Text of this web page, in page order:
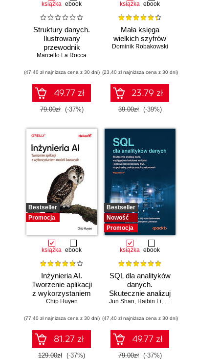
książka ebook
Struktury danych.
Ilustrowany
przewodnik
Marcello La Rocca
(47,40 zł najniższa cena z 30 dni)
49.77 zł
79.00zł (-37%)
książka ebook
Mała księga
wielkich szyfrów
Dominik Robakowski
(23,40 zł najniższa cena z 30 dni)
23.79 zł
39.00zł (-39%)
Bestseller
Promocja
książka ebook
Inżynieria AI.
Tworzenie aplikacji
z wykorzystaniem
modeli bazowych
Chip Huyen
(77,40 zł najniższa cena z 30 dni)
81.27 zł
129.00zł (-37%)
Bestseller
Nowość
Promocja
książka ebook
SQL dla analityków
danych.
Skutecznie analizuj
dane, wyciągaj
wnioski i opanuj
zaawansowany
SQL na potrzeby
praktycznych
zastosowań.
Jun Shan, Haibin Li, Matt Goldwasser
(47,40 zł najniższa cena z 30 dni)
49.77 zł
79.00zł (-37%)